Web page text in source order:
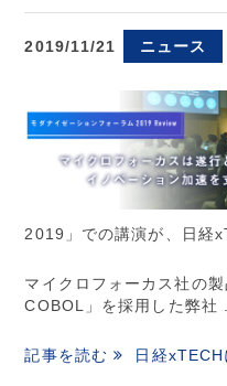
2019/11/21 ニュース
2019」での講演が、日経
マイクロフォーカス社の
COBOL」を採用した弊社
記事を読む 日経